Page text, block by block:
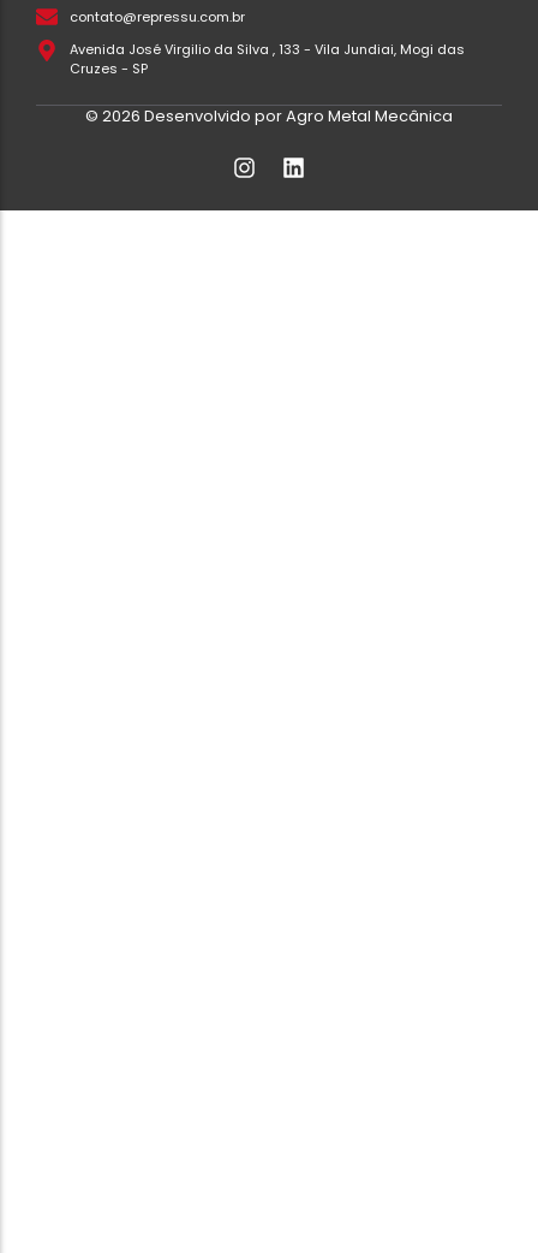
contato@repressu.com.br
Avenida José Virgilio da Silva , 133 - Vila Jundiai, Mogi das
Cruzes - SP
© 2026 Desenvolvido por Agro Metal Mecânica